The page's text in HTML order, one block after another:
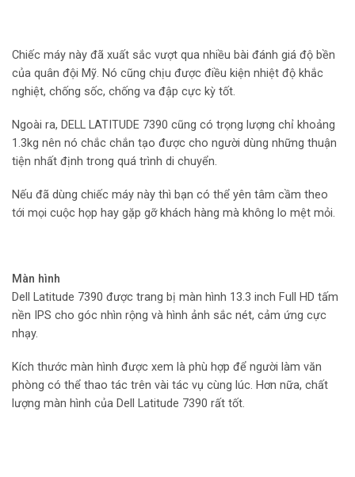
Chiếc máy này đã xuất sắc vượt qua nhiều bài đánh giá độ bền
của quân đội Mỹ. Nó cũng chịu được điều kiện nhiệt độ khắc
nghiệt, chống sốc, chống va đập cực kỳ tốt.
Ngoài ra, DELL LATITUDE 7390 cũng có trọng lượng chỉ khoảng
1.3kg nên nó chắc chắn tạo được cho người dùng những thuận
tiện nhất định trong quá trình di chuyển.
Nếu đã dùng chiếc máy này thì bạn có thể yên tâm cầm theo
tới mọi cuộc họp hay gặp gỡ khách hàng mà không lo mệt mỏi.
Màn hình
Dell Latitude 7390 được trang bị màn hình 13.3 inch Full HD tấm
nền IPS cho góc nhìn rộng và hình ảnh sắc nét, cảm ứng cực
nhạy.
Kích thước màn hình được xem là phù hợp để người làm văn
phòng có thể thao tác trên vài tác vụ cùng lúc. Hơn nữa, chất
lượng màn hình của Dell Latitude 7390 rất tốt.